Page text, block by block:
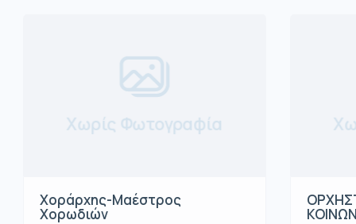
Χωρίς Φωτογραφία
Χοράρχης-Μαέστρος
Χορωδιών